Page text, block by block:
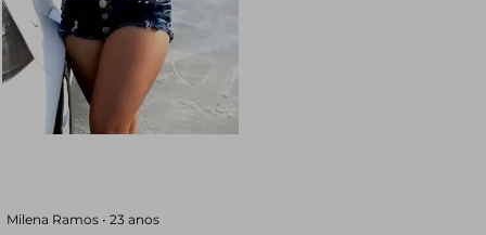
Milena Ramos • 23 anos